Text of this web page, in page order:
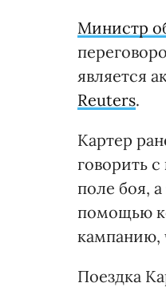
Министр
является
Reuters.
Картер
говорить
поле боя,
помощью
кампанию,
Поездка